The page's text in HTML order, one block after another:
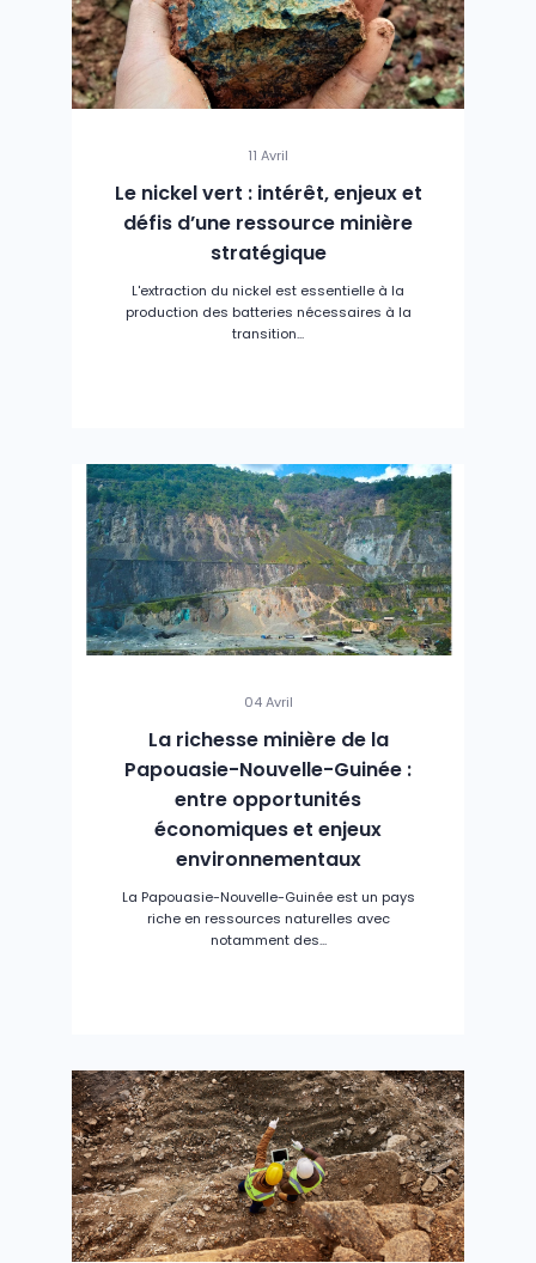
11 Avril
Le nickel vert : intérêt, enjeux et
défis d’une ressource minière
stratégique
L'extraction du nickel est essentielle à la
production des batteries nécessaires à la
transition...
04 Avril
La richesse minière de la
Papouasie-Nouvelle-Guinée :
entre opportunités
économiques et enjeux
environnementaux
La Papouasie-Nouvelle-Guinée est un pays
riche en ressources naturelles avec
notamment des...